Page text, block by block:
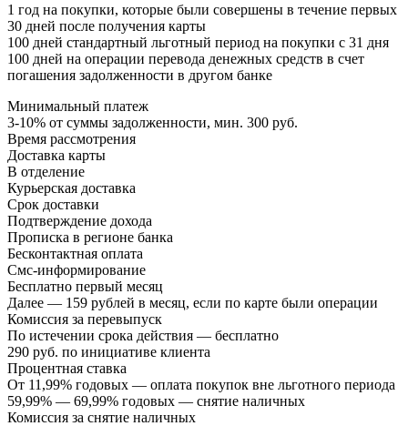
1 год на покупки, которые были совершены в течение первых
30 дней после получения карты
100 дней стандартный льготный период на покупки с 31 дня
100 дней на операции перевода денежных средств в счет
погашения задолженности в другом банке
Минимальный платеж
3-10% от суммы задолженности, мин. 300 руб.
Время рассмотрения
Доставка карты
В отделение
Курьерская доставка
Срок доставки
Подтверждение дохода
Прописка в регионе банка
Бесконтактная оплата
Смс-информирование
Бесплатно первый месяц
Далее — 159 рублей в месяц, если по карте были операции
Комиссия за перевыпуск
По истечении срока действия — бесплатно
290 руб. по инициативе клиента
Процентная ставка
От 11,99% годовых — оплата покупок вне льготного периода
59,99% — 69,99% годовых — снятие наличных
Комиссия за снятие наличных